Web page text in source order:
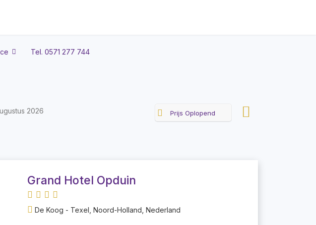
Tel. 0571 277 744
2026
Prijs Oplopend
Grand Hotel Opduin
De Koog - Texel, Noord-Holland, Nederland